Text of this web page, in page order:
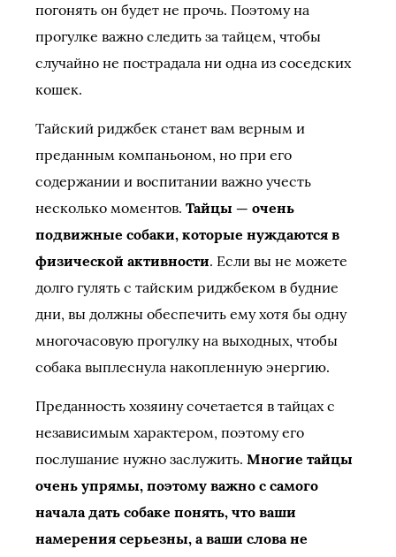
погонять он будет не прочь. Поэтому на
прогулке важно следить за тайцем, чтобы
случайно не пострадала ни одна из соседских
кошек.
Тайский риджбек станет вам верным и
преданным компаньоном, но при его
содержании и воспитании важно учесть
несколько моментов. Тайцы — очень
подвижные собаки, которые нуждаются в
физической активности. Если вы не можете
долго гулять с тайским риджбеком в будние
дни, вы должны обеспечить ему хотя бы одну
многочасовую прогулку на выходных, чтобы
собака выплеснула накопленную энергию.
Преданность хозяину сочетается в тайцах с
независимым характером, поэтому его
послушание нужно заслужить. Многие тайцы
очень упрямы, поэтому важно с самого
начала дать собаке понять, что ваши
намерения серьезны, а ваши слова не